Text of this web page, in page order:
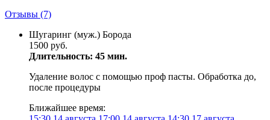
Отзывы (7)
Шугаринг (муж.) Борода
1500 руб.
Длительность: 45 мин.
Удаление волос с помощью проф пасты. Обработка до,
после процедуры
Ближайшее время: